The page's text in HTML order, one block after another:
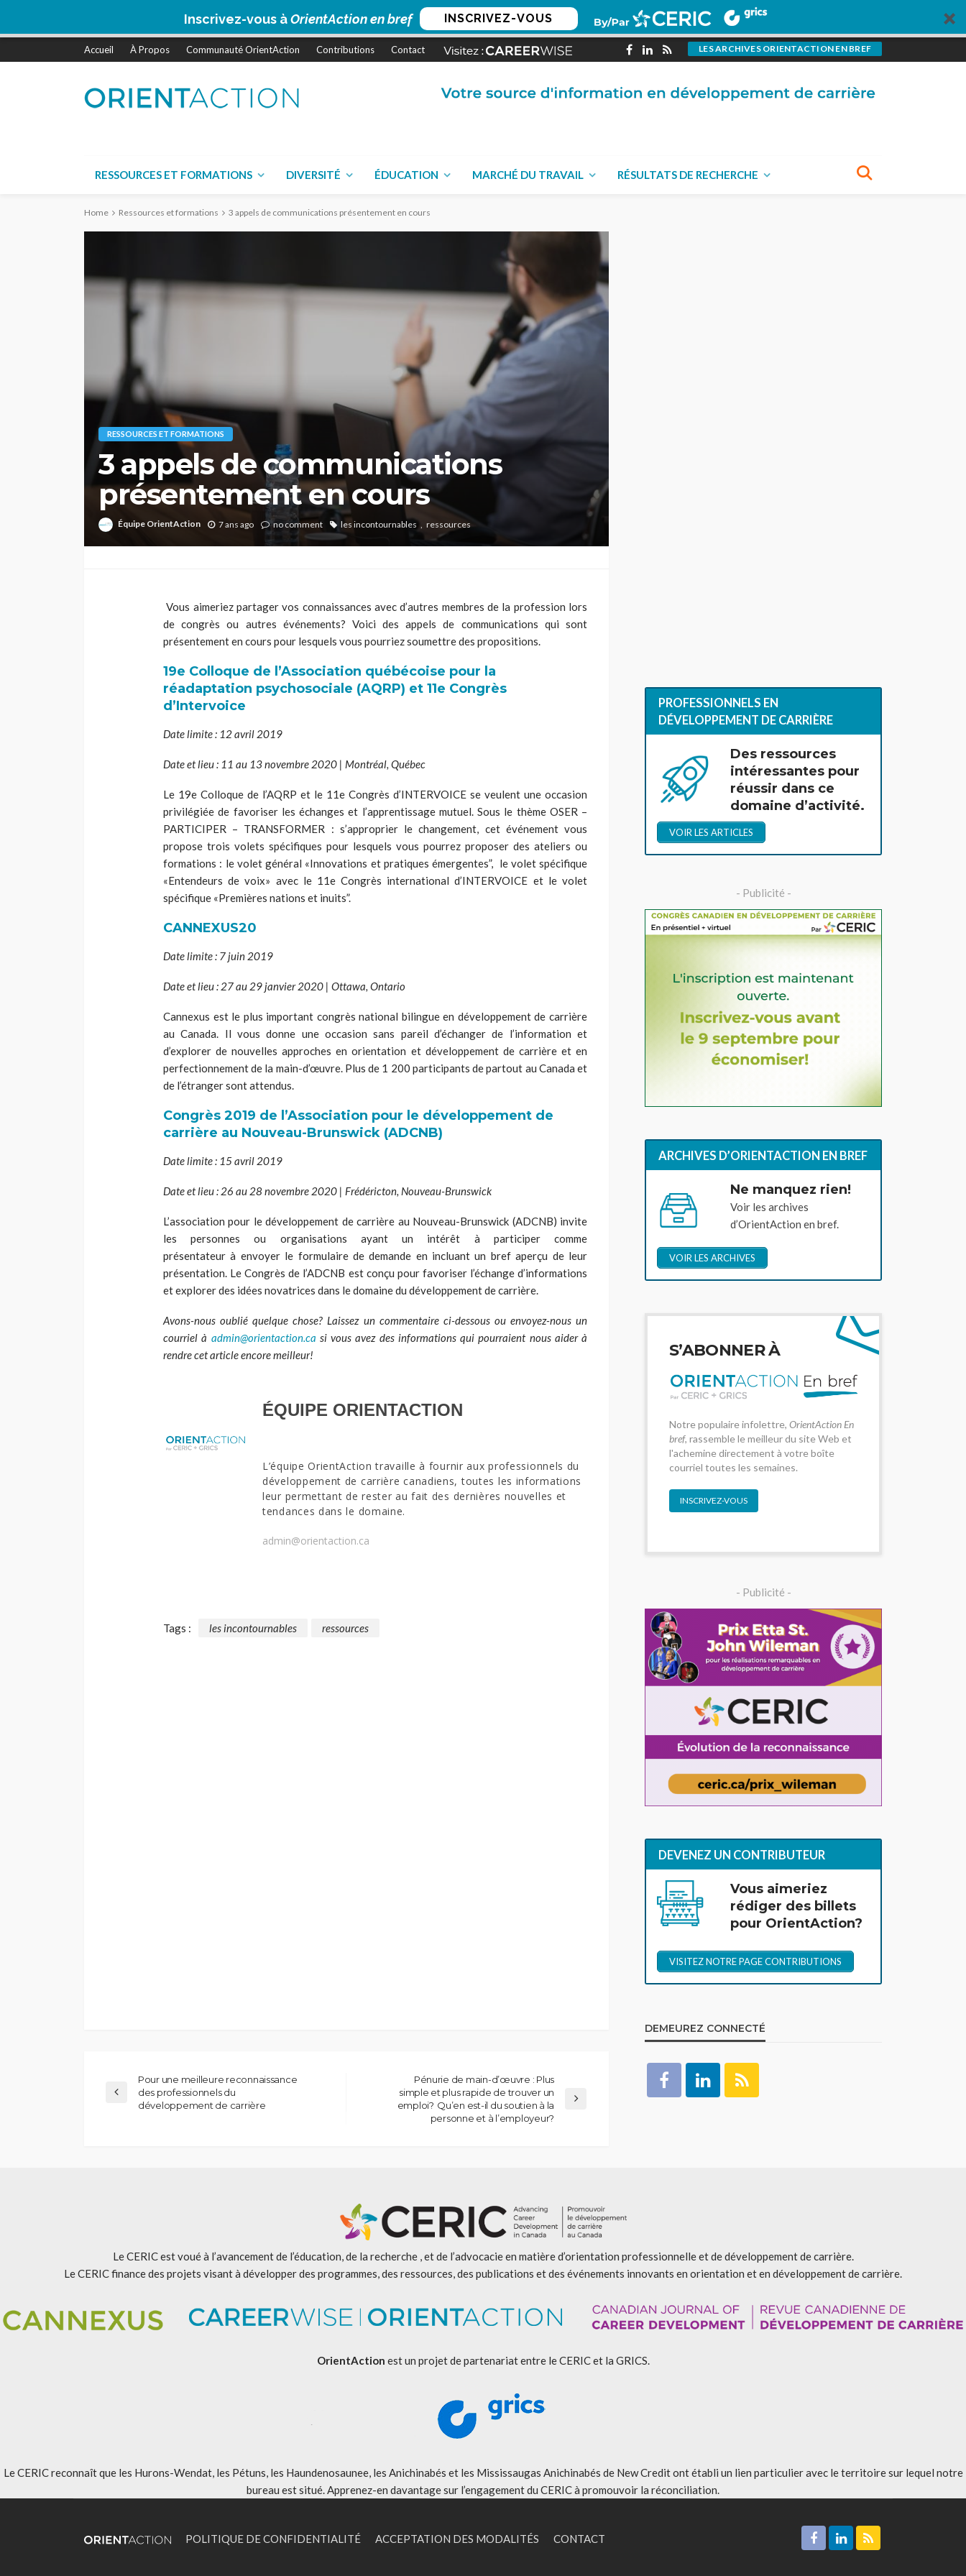
Inscrivez-vous àOrientAction en bref INSCRIVEZ-VOUS
Accueil À Propos Communauté OrientAction Contributions Contact LES ARCHIVES ORIENTACTION EN BREF
RESSOURCES ET FORMATIONS DIVERSITÉ ÉDUCATION MARCHÉ DU TRAVAIL RÉSULTATS DE RECHERCHE
Home Ressources et formations 3 appels de communications présentement en cours
RESSOURCES ET FORMATIONS
3 appels de communications
présentement en cours
Équipe OrientAction 7 ans ago no comment les incontournables ressources
Vous aimeriez partager vos connaissances avec d’autres membres de la profession lors
de congrès ou autres événements? Voici des appels de communications qui sont
présentement en cours pour lesquels vous pourriez soumettre des propositions.
19e Colloque de l’Association québécoise pour la
réadaptation psychosociale (AQRP) et 11e Congrès
d’Intervoice
Date limite : 12 avril 2019
Date et lieu : 11 au 13 novembre 2020 | Montréal, Québec
Le 19e Colloque de l’AQRP et le 11e Congrès d’INTERVOICE se veulent une occasion
privilégiée de favoriser les échanges et l’apprentissage mutuel. Sous le thème OSER –
PARTICIPER – TRANSFORMER : s’approprier le changement, cet événement vous
propose trois volets spécifiques pour lesquels vous pourrez proposer des ateliers ou
formations : le volet général «Innovations et pratiques émergentes”, le volet spécifique
«Entendeurs de voix» avec le 11eCongrès international d’INTERVOICE et levolet
spécifique «Premières nations et inuits”.
CANNEXUS20
Date limite : 7 juin 2019
Date et lieu : 27 au 29 janvier 2020 | Ottawa, Ontario
Cannexus est le plus important congrès national bilingue en développement de carrière
au Canada. Il vous donne une occasion sans pareil d’échanger de l’information et
d’explorer de nouvelles approches en orientation et développement de carrière et en
perfectionnement de la main-d’œuvre. Plus de 1 200 participants de partout au Canada et
de l’étranger sont attendus.
Congrès 2019 de l’Association pour le développement de
carrière au Nouveau-Brunswick (ADCNB)
Date limite : 15 avril 2019
Date et lieu : 26 au 28 novembre 2020 | Frédéricton, Nouveau-Brunswick
L’association pour le développement de carrière au Nouveau-Brunswick (ADCNB) invite
les personnes ou organisations ayant un intérêt à participer comme
présentateurà envoyer le formulaire de demande en incluant un bref aperçu de leur
présentation. Le Congrès de l’ADCNB est conçu pour favoriser l’échange d’informations
et explorer des idées novatrices dans le domaine du développement de carrière.
Avons-nous oublié quelque chose? Laissez un commentaire ci-dessous ou envoyez-nous un
courriel à admin@orientaction.ca si vous avez des informations qui pourraient nous aider à
rendre cet article encore meilleur!
ÉQUIPE ORIENTACTION
L’équipe OrientAction travaille à fournir aux professionnels du
développement de carrière canadiens, toutes les informations
leur permettant de rester au fait des dernières nouvelles et
tendances dans le domaine.
admin@orientaction.ca
Tags : les incontournables ressources
Pour une meilleure reconnaissance
des professionnels du
développement de carrière
Pénurie de main-d’œuvre : Plus
simple et plus rapide de trouver un
emploi? Qu’en est-il du soutien à la
personne et à l’employeur?
PROFESSIONNELS EN
DÉVELOPPEMENT DE CARRIÈRE
Des ressources
intéressantes pour
réussir dans ce
domaine d’activité.
VOIR LES ARTICLES
- Publicité -
ARCHIVES D’ORIENTACTION EN BREF
Ne manquez rien!
Voir les archives
d’OrientAction en bref.
VOIR LES ARCHIVES
S’ABONNER À
Notre populaire infolettre, OrientAction En
bref, rassemble le meilleur du site Web et
l'achemine directement à votre boîte
courriel toutes les semaines.
INSCRIVEZ-VOUS
- Publicité -
DEVENEZ UN CONTRIBUTEUR
Vous aimeriez
rédiger des billets
pour OrientAction?
VISITEZ NOTRE PAGE CONTRIBUTIONS
DEMEUREZ CONNECTÉ
Le CERIC est voué à l’avancement de l’éducation, de la recherche , et de l’advocacie en matière d’orientation professionnelle et de développement de carrière.
Le CERIC finance des projets visant à développer des programmes, des ressources, des publications et des événements innovants en orientation et en développement de carrière.
OrientAction est un projet de partenariat entre le CERIC et la GRICS.
Le CERIC reconnaît que les Hurons-Wendat, les Pétuns, les Haundenosaunee, les Anichinabés et les Mississaugas Anichinabés de New Credit ont établi un lien particulier avec le territoire sur lequel notre
bureau est situé. Apprenez-en davantage sur l’engagement du CERIC à promouvoir la réconciliation.
POLITIQUE DE CONFIDENTIALITÉ ACCEPTATION DES MODALITÉS CONTACT